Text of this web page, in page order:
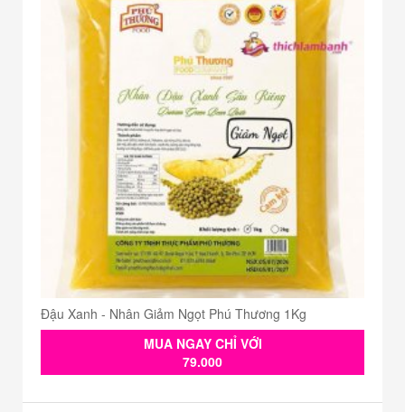
Đậu Xanh - Nhân Giảm Ngọt Phú Thương 1Kg
MUA NGAY CHỈ VỚI
79.000